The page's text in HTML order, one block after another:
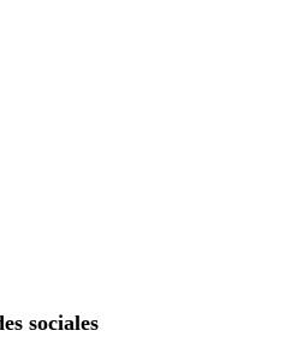
sociales